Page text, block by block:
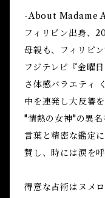
-About Madame
フィリピン出身、
母親も、フィリピ
フジテレビ『金曜
さ体感バラエティ
中を連発し大反響を
"情熱の女神"の異
言葉と精密な鑑定
賛し、時には涙を呼
得意な占術はヌメ